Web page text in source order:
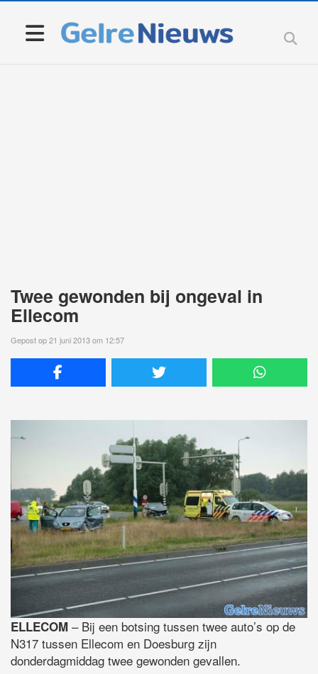
Twee gewonden bij ongeval in
Ellecom
Gepost op 21 juni 2013 om 12:57
ELLECOM – Bij een botsing tussen twee auto’s op de
N317 tussen Ellecom en Doesburg zijn
donderdagmiddag twee gewonden gevallen.